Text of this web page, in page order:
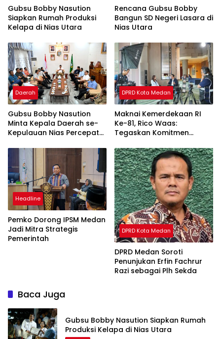
Gubsu Bobby Nasution
Siapkan Rumah Produksi
Kelapa di Nias Utara
Rencana Gubsu Bobby
Bangun SD Negeri Lasara di
Nias Utara
Daerah
Gubsu Bobby Nasution
Minta Kepala Daerah se-
Kepulauan Nias Percepat
DPRD Kota Medan
Maknai Kemerdekaan RI
Ke-81, Rico Waas:
Tegaskan Komitmen
Headline
Pemko Dorong IPSM Medan
Jadi Mitra Strategis
Pemerintah
DPRD Kota Medan
DPRD Medan Soroti
Penunjukan Erfin Fachrur
Razi sebagai Plh Sekda
Baca Juga
Gubsu Bobby Nasution Siapkan Rumah
Produksi Kelapa di Nias Utara